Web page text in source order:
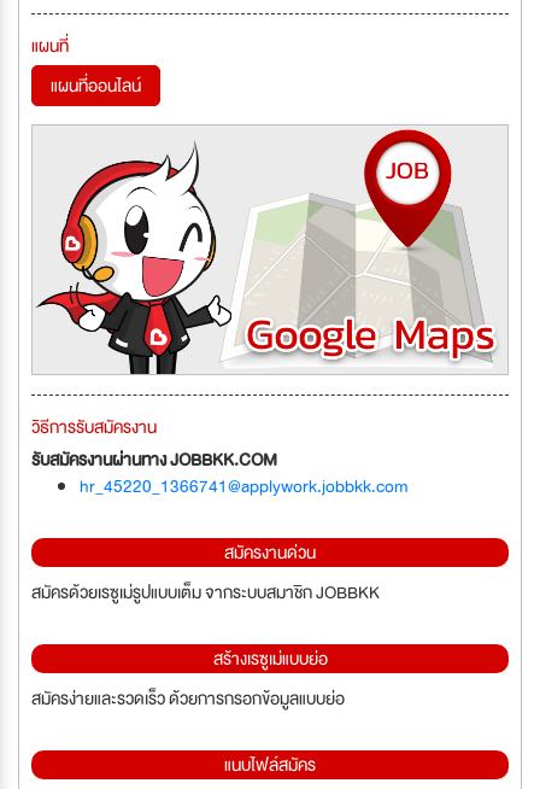
แผนที่
แผนที่ออนไลน์
วิธีการรับสมัครงาน
รับสมัครงานผ่านทาง JOBBKK.COM
hr_45220_1366741@applywork.jobbkk.com
สมัครงานด่วน
สมัครด้วยเรซูเม่รูปแบบเต็ม จากระบบสมาชิก JOBBKK
สร้างเรซูเม่แบบย่อ
สมัครง่ายและรวดเร็ว ด้วยการกรอกข้อมูลแบบย่อ
แนบไฟล์สมัคร